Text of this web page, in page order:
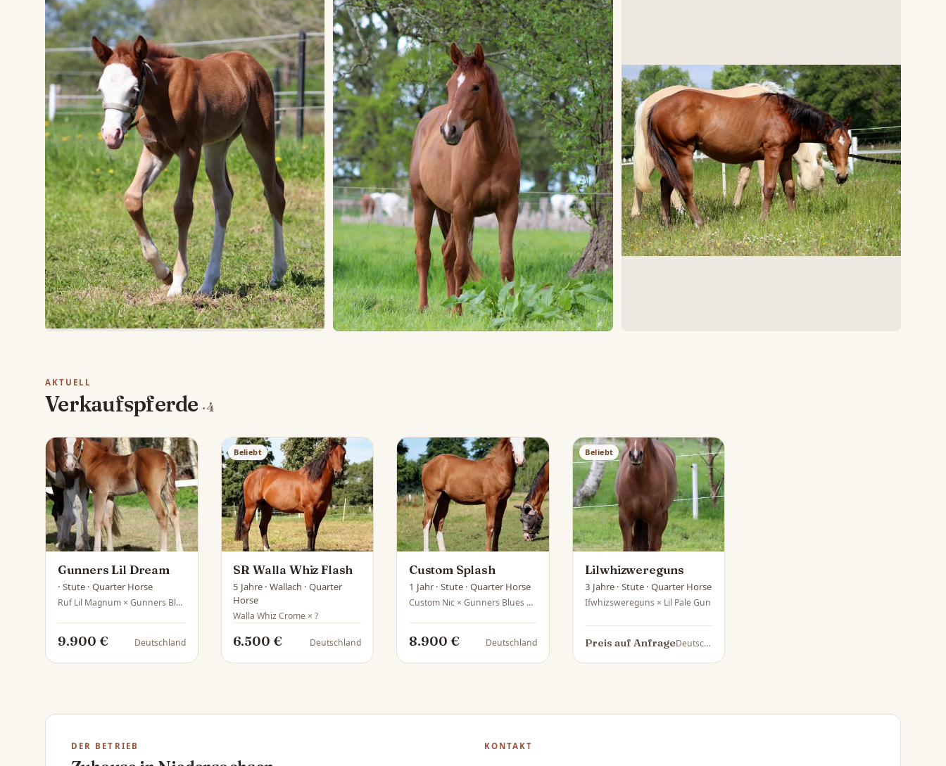
AKTUELL
Verkaufspferde · 4
Gunners Lil Dream
· Stute · Quarter Horse
Ruf Lil Magnum × Gunners Blues Splash
9.900 € Deutschland
Beliebt
SR Walla Whiz Flash
5 Jahre · Wallach · Quarter
Horse
Walla Whiz Crome × ?
6.500 € Deutschland
Custom Splash
1 Jahr · Stute · Quarter Horse
Custom Nic × Gunners Blues Splash
8.900 € Deutschland
Beliebt
Lilwhizwereguns
3 Jahre · Stute · Quarter Horse
Ifwhizswereguns × Lil Pale Gun
Preis auf Anfrage Deutschland
DER BETRIEB KONTAKT